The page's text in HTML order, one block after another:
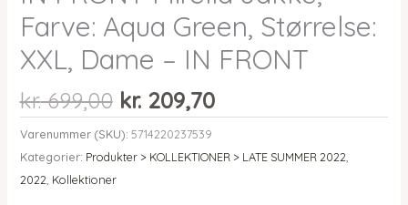
Farve: Aqua Green, Størrelse:
XXL, Dame – IN FRONT
kr.699,00 Den
oprindelige
pris
var:
kr.209,70Den
aktuelle
er:
Varenummer (SKU): 5714220237539
Kategorier: Produkter > KOLLEKTIONER > LATE SUMMER 2022
2022 Kollektioner